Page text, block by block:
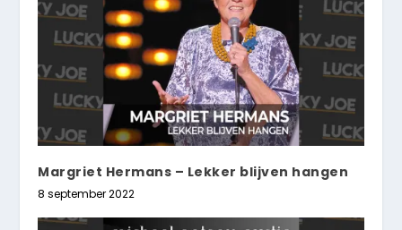
Margriet Hermans – Lekker blijven hangen
8 september 2022